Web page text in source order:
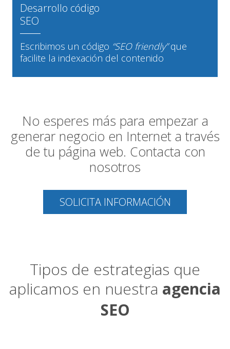
Desarrollo código
SEO
Escribimos un código “SEO friendly”que
facilite la indexación del contenido
No esperes más para empezar a
generar negocio en Internet a través
de tu página web. Contacta con
nosotros
SOLICITA INFORMACIÓN
Tipos de estrategias que
aplicamos en nuestra agencia
SEO